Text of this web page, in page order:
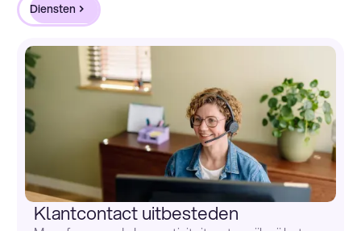
Diensten
Klantcontact uitbesteden